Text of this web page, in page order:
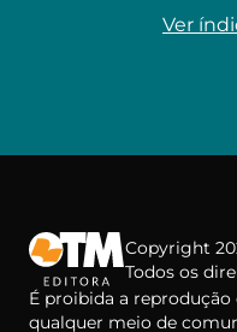
Ver
Copyright
Todos os
É proibida a
qualquer meio de